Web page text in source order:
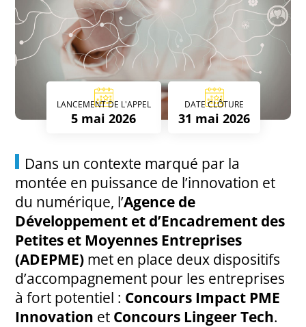
LANCEMENT DE L'APPEL
5 mai 2026
DATE CLÔTURE
31 mai 2026
Dans un contexte marqué par la
montée en puissance de l’innovation et
du numérique, l’Agence de
Développement et d’Encadrement des
Petites et Moyennes Entreprises
(ADEPME) met en place deux dispositifs
d’accompagnement pour les entreprises
à fort potentiel : Concours Impact PME
Innovation et Concours Lingeer Tech.